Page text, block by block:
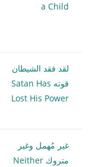
a Child
لقد فقد الشيطان
قوته Satan Has
Lost His Power
غير مُهمل وغير
متروك Neither